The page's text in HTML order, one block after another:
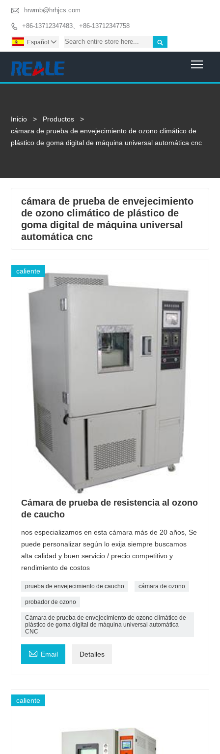
 hrwmb@hrhjcs.com
 +86-13712347483、+86-13712347758

Español 
Inicio > Productos
>
cámara de prueba de envejecimiento de ozono climático de
plástico de goma digital de máquina universal automática cnc
cámara de prueba de envejecimiento
de ozono climático de plástico de
goma digital de máquina universal
automática cnc
caliente
Cámara de prueba de resistencia al ozono
de caucho
nos especializamos en esta cámara más de 20 años, Se
puede personalizar según lo exija siempre buscamos
alta calidad y buen servicio / precio competitivo y
rendimiento de costos
prueba de envejecimiento de caucho cámara de ozono
probador de ozono
Cámara de prueba de envejecimiento de ozono climático de
plástico de goma digital de máquina universal automática
CNC
 Email Detalles
caliente